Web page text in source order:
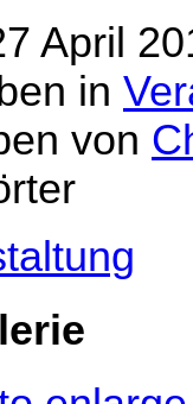
April
in
von